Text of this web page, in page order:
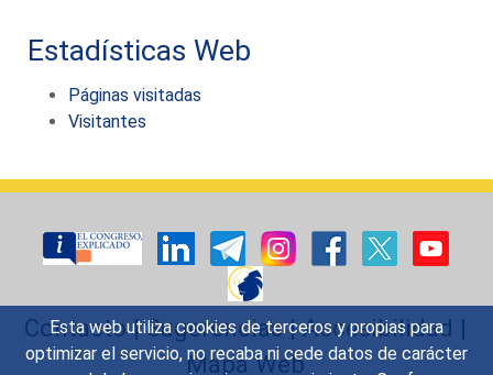
Esta web utiliza cookies de terceros y propias para
optimizar el servicio, no recaba ni cede datos de carácter
Estadísticas Web
Páginas visitadas
Visitantes
Contacto|Sugerencias|Accesibilidad |
Mapa Web